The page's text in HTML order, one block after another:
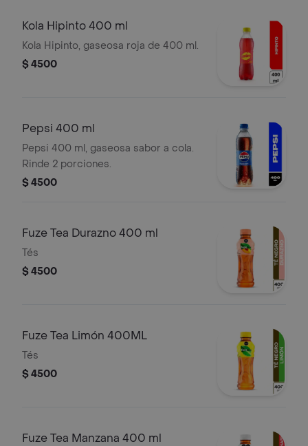
Kola Hipinto 400 ml
Kola Hipinto, gaseosa roja de 400 ml.
$ 4500
Pepsi 400 ml
Pepsi 400 ml, gaseosa sabor a cola.
Rinde 2 porciones.
$ 4500
Fuze Tea Durazno 400 ml
Tés
$ 4500
Fuze Tea Limón 400ML
Tés
$ 4500
Fuze Tea Manzana 400 ml